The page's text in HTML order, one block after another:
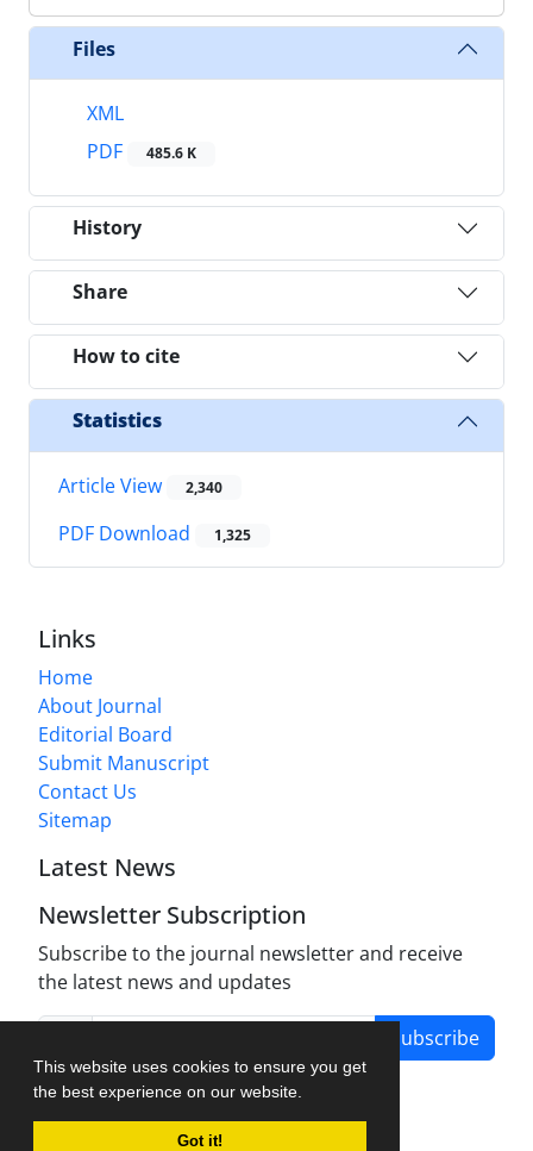
This website uses cookies to ensure you get
the best experience on our website.
Got it!
Files
XML
PDF
485.6 K
History
Share
How to cite
Statistics
Article View 2,340
PDF Download 1,325
Links
Home
About Journal
Editorial Board
Submit Manuscript
Contact Us
Sitemap
Latest News
Newsletter Subscription
Subscribe to the journal newsletter and receive
the latest news and updates
Subscribe